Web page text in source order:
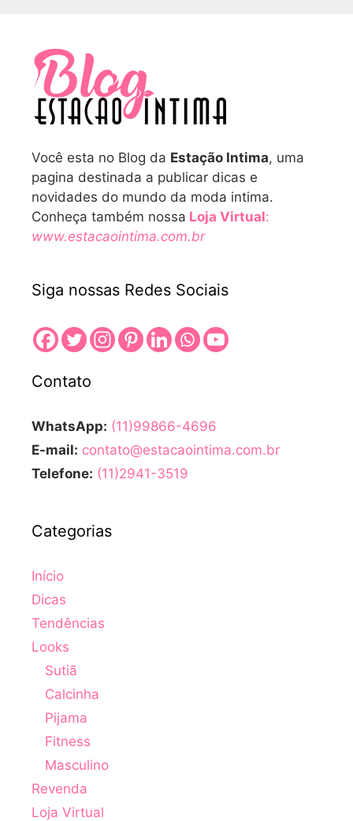
Você esta no Blog da Estação Intima, uma
pagina destinada a publicar dicas e
novidades do mundo da moda intima.
Conheça também nossa Loja Virtual:
www.estacaointima.com.br
Siga nossas Redes Sociais
Contato
WhatsApp: (11)99866-4696
E-mail: contato@estacaointima.com.br
Telefone: (11)2941-3519
Categorias
Início
Dicas
Tendências
Looks
Sutiã
Calcinha
Pijama
Fitness
Masculino
Revenda
Loja Virtual